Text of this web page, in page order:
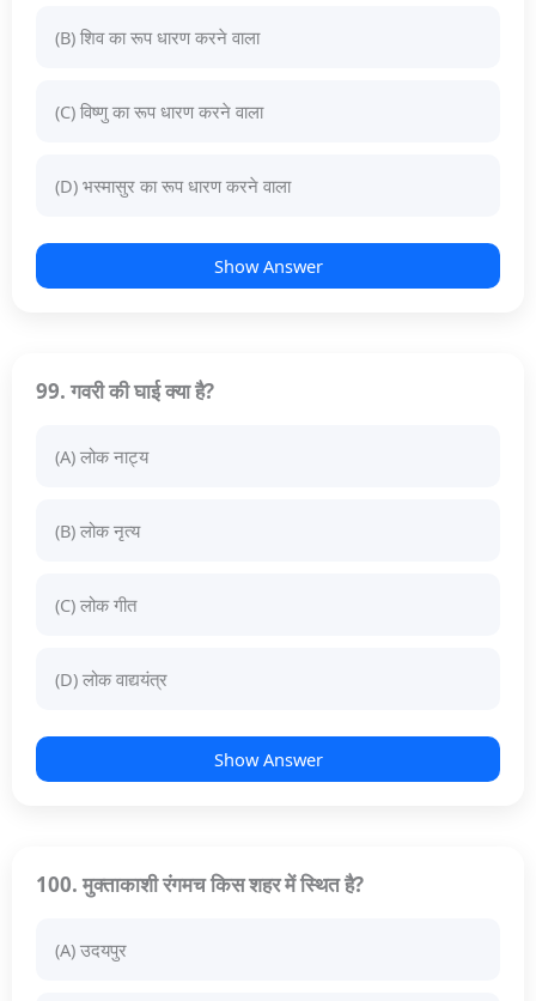
(B) शिव का रूप धारण करने वाला
(C) विष्णु का रूप धारण करने वाला
(D) भस्मासुर का रूप धारण करने वाला
Show Answer
99. गवरी की घाई क्या है?
(A) लोक नाट्य
(B) लोक नृत्य
(C) लोक गीत
(D) लोक वाद्ययंत्र
Show Answer
100. मुक्ताकाशी रंगमच किस शहर में स्थित है?
(A) उदयपुर